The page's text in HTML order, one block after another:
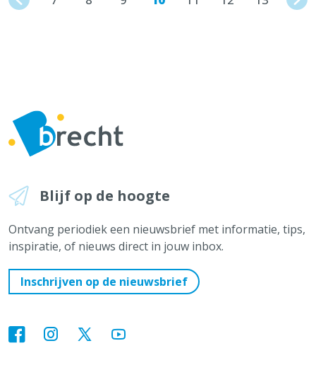
Blijf op de hoogte
Ontvang periodiek een nieuwsbrief met informatie, tips,
inspiratie, of nieuws direct in jouw inbox.
Inschrijven op de nieuwsbrief